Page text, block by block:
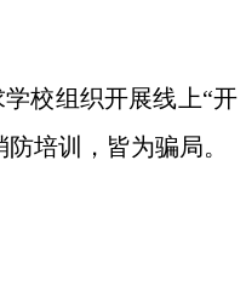
校组织开展线上“开
培训，皆为骗局。